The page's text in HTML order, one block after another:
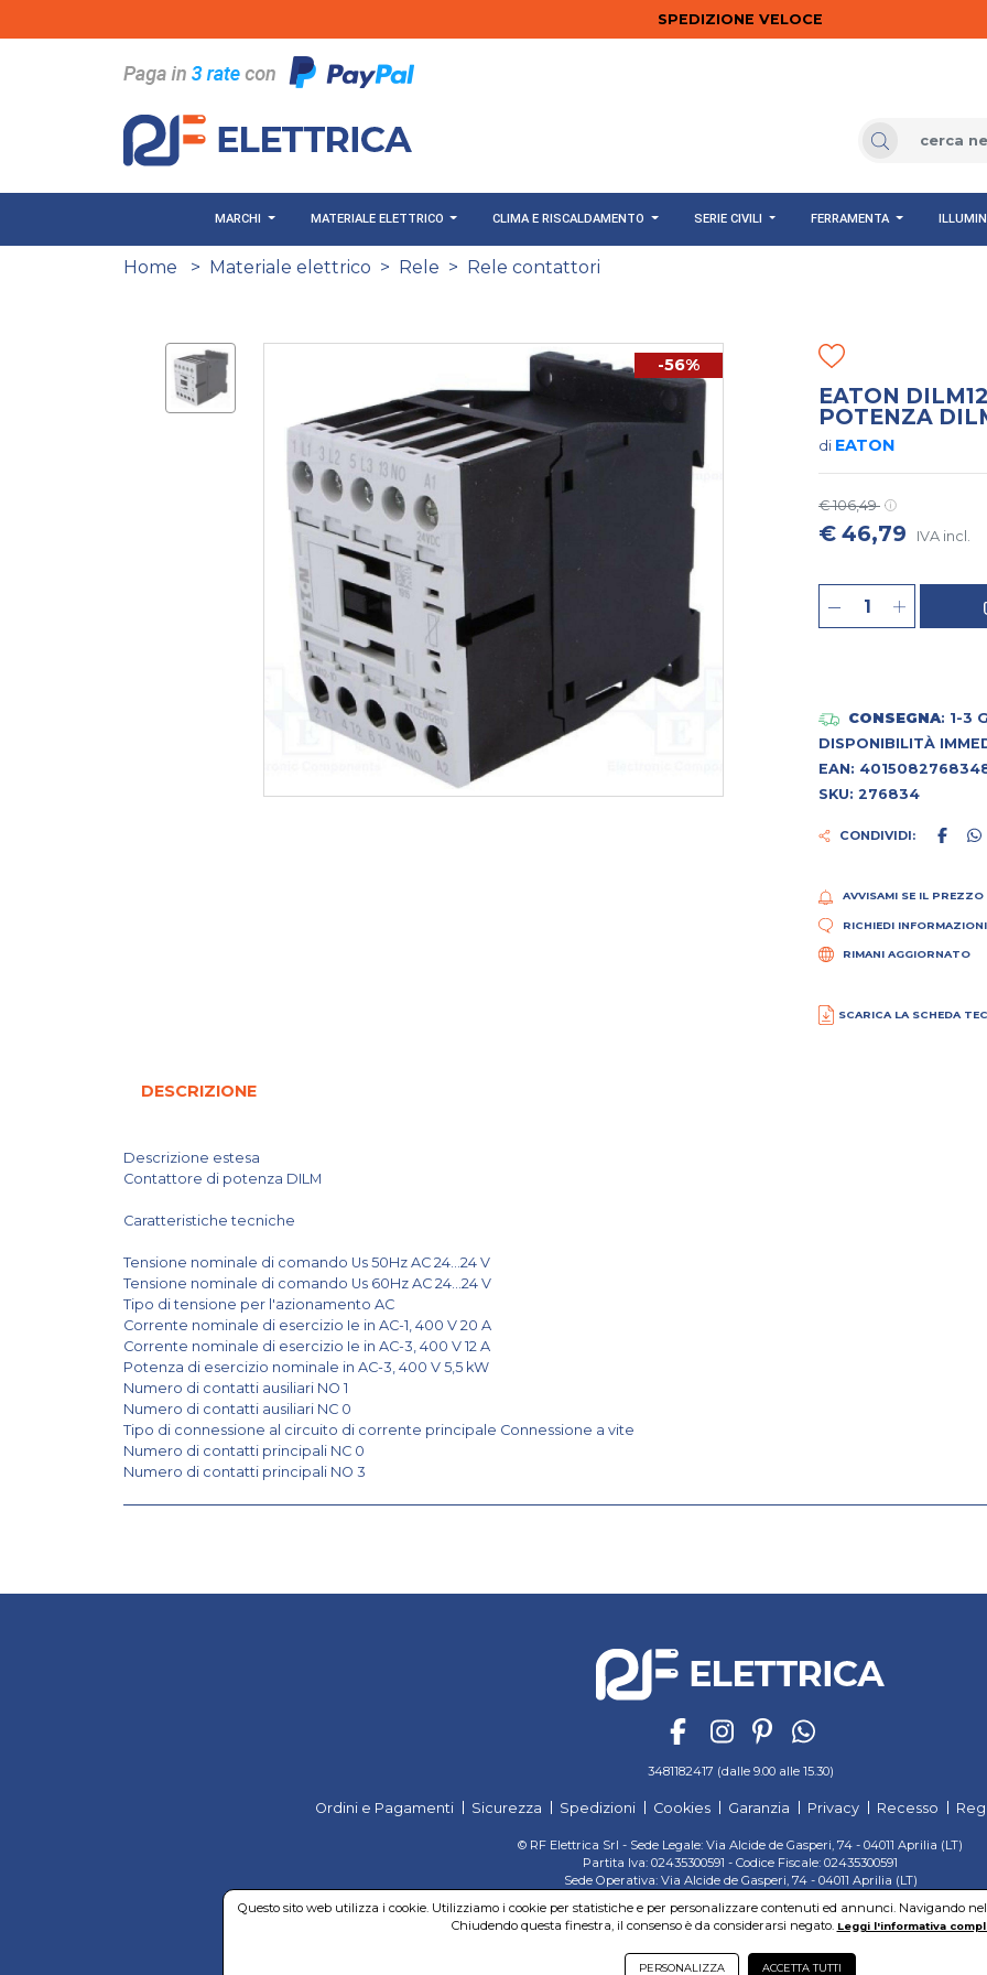
SPEDIZIONE VELOCE
MARCHI MATERIALE ELETTRICO CLIMA E RISCALDAMENTO SERIE CIVILI FERRAMENTA
Home > Materiale elettrico > Rele > Rele contattori
-56%
EATON
POTENZA
di EATON
€ 106,49
€ 46,79 IVA incl.
CONSEGNA: 1-3
DISPONIBILITÀ
EAN:
SKU: 276834
CONDIVIDI:
AVVISAMI SE IL PREZZO
RICHIEDI INFORMAZIONI
RIMANI AGGIORNATO
SCARICA LA SCHEDA
DESCRIZIONE
Descrizione estesa
Contattore di potenza DILM
Caratteristiche tecniche
Tensione nominale di comando Us 50Hz AC 24...24 V
Tensione nominale di comando Us 60Hz AC 24...24 V
Tipo di tensione per l'azionamento AC
Corrente nominale di esercizio Ie in AC-1, 400 V 20 A
Corrente nominale di esercizio Ie in AC-3, 400 V 12 A
Potenza di esercizio nominale in AC-3, 400 V 5,5 kW
Numero di contatti ausiliari NO 1
Numero di contatti ausiliari NC 0
Tipo di connessione al circuito di corrente principale Connessione a vite
Numero di contatti principali NC 0
Numero di contatti principali NO 3
3481182417 (dalle 9.00 alle 15.30)
Ordini e Pagamenti Sicurezza Spedizioni Cookies Garanzia Privacy Recesso
© RF Elettrica Srl - Sede Legale: Via Alcide de Gasperi, 74 - 04011 Aprilia (LT)
Partita Iva: 02435300591 - Codice Fiscale: 02435300591
Sede Operativa: Via Alcide de Gasperi, 74 - 04011 Aprilia (LT)
Questo sito web utilizza i cookie. Utilizziamo i cookie per statistiche e per personalizzare contenuti ed annunci. Navigando
Chiudendo questa finestra, il consenso è da considerarsi negato. Leggi l'informativa
PERSONALIZZA ACCETTA TUTTI